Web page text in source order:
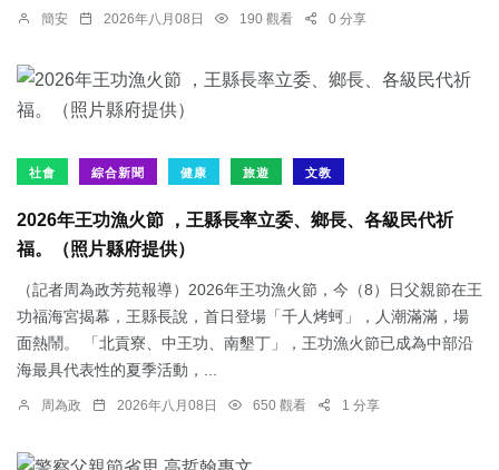
簡安 2026年八月08日 190 觀看 0 分享
社會 綜合新聞 健康 旅遊 文教
2026年王功漁火節 ，王縣長率立委、鄉長、各級民代祈
福。（照片縣府提供）
（記者周為政芳苑報導）2026年王功漁火節，今（8）日父親節在王
功福海宮揭幕，王縣長說，首日登場「千人烤蚵」，人潮滿滿，場
面熱鬧。 「北貢寮、中王功、南墾丁」，王功漁火節已成為中部沿
海最具代表性的夏季活動，...
周為政 2026年八月08日 650 觀看 1 分享